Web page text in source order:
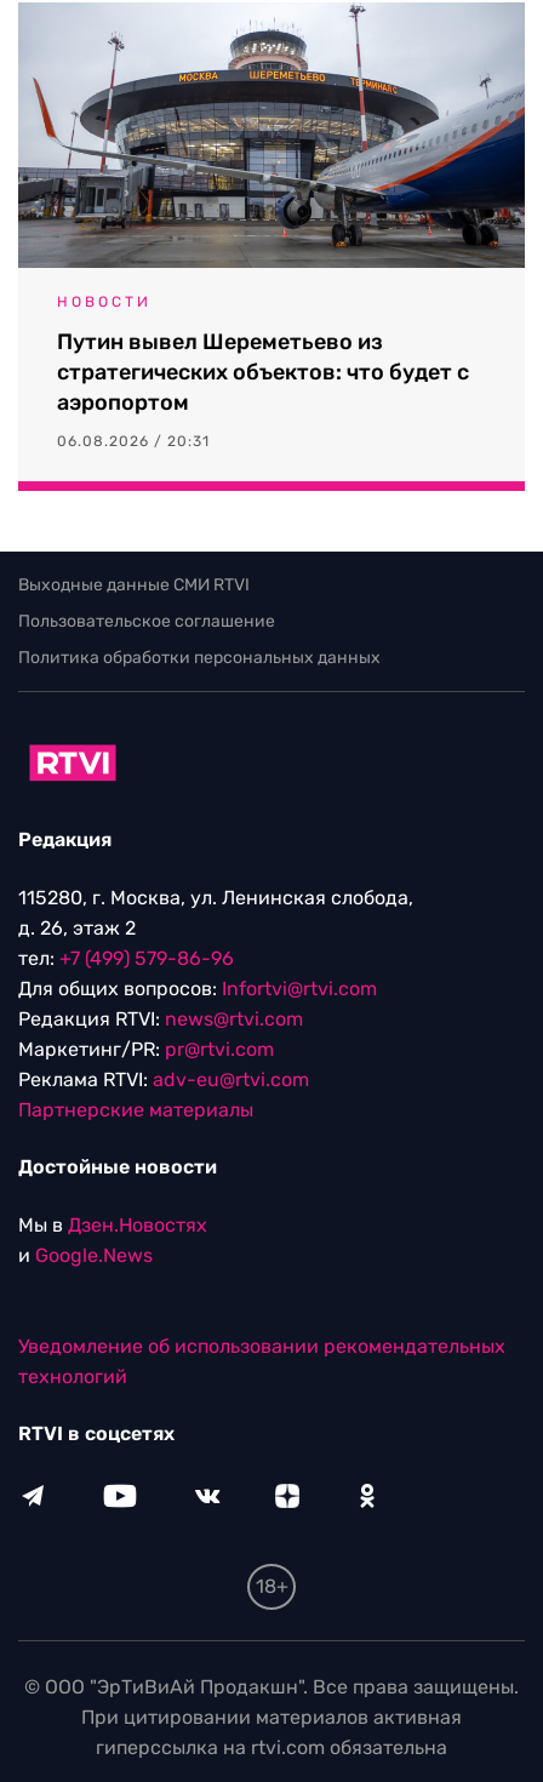
НОВОСТИ
Путин вывел Шереметьево из
стратегических объектов: что будет с
аэропортом
06.08.2026 / 20:31
Выходные данные СМИ RTVI
Пользовательское соглашение
Политика обработки персональных данных
Редакция
115280, г. Москва, ул. Ленинская слобода,
д. 26, этаж 2
тел: +7 (499) 579-86-96
Для общих вопросов: Infortvi@rtvi.com
Редакция RTVI: news@rtvi.com
Маркетинг/PR: pr@rtvi.com
Реклама RTVI: adv-eu@rtvi.com
Партнерские материалы
Достойные новости
Мы в Дзен.Новостях
и Google.News
Уведомление об использовании рекомендательных
технологий
RTVI в соцсетях
18+
© ООО "ЭрТиВиАй Продакшн". Все права защищены.
При цитировании материалов активная
гиперссылка на rtvi.com обязательна